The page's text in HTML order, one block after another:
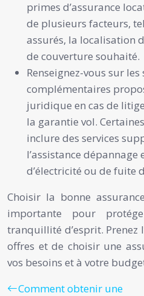
primes d’assurance
de plusieurs facteurs,
assurés, la localisation
de couverture souhaité.
Renseignez-vous sur les
complémentaires
juridique en cas de
la garantie vol.
inclure des services
l’assistance dépannage
d’électricité ou de fuite
Choisir la bonne
importante pour
tranquillité d’esprit. Prenez
offres et de choisir une
vos besoins et à votre
Comment obtenir une